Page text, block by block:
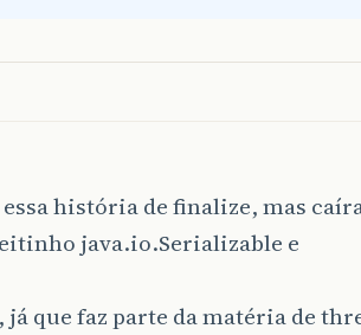
essa história de finalize, mas
java.io.Serializable e
que faz parte da matéria de